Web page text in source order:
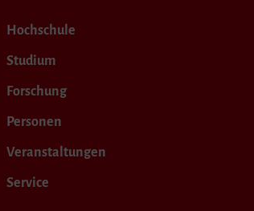
Hochschule
Studium
Forschung
Personen
Veranstaltungen
Service